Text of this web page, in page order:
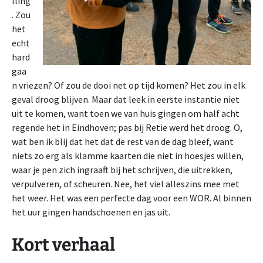
. Zou
het
echt
hard
gaa
n vriezen? Of zou de dooi net op tijd komen? Het zou in elk
geval droog blijven. Maar dat leek in eerste instantie niet
uit te komen, want toen we van huis gingen om half acht
regende het in Eindhoven; pas bij Retie werd het droog. O,
wat ben ik blij dat het dat de rest van de dag bleef, want
niets zo erg als klamme kaarten die niet in hoesjes willen,
waar je pen zich ingraaft bij het schrijven, die uitrekken,
verpulveren, of scheuren. Nee, het viel alleszins mee met
het weer. Het was een perfecte dag voor een WOR. Al binnen
het uur gingen handschoenen en jas uit.
Kort verhaal